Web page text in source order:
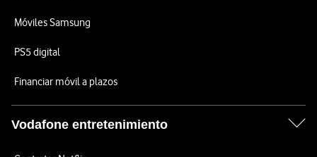
Móviles Samsung
PS5 digital
Financiar móvil a plazos
Vodafone entretenimiento